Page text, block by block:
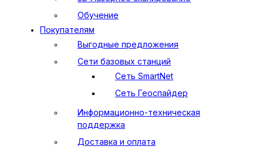
Обучение
Покупателям
Выгодные предложения
Сети базовых станций
Сеть SmartNet
Сеть Геоспайдер
Информационно-техническая
поддержка
Доставка и оплата